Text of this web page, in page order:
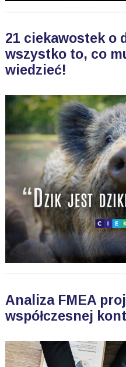
21 ciekawostek o
wszystko to, co
wiedzieć!
Analiza FMEA
współczesnej